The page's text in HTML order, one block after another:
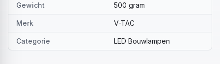
Gewicht 500 gram
Merk V-TAC
Categorie LED Bouwlampen